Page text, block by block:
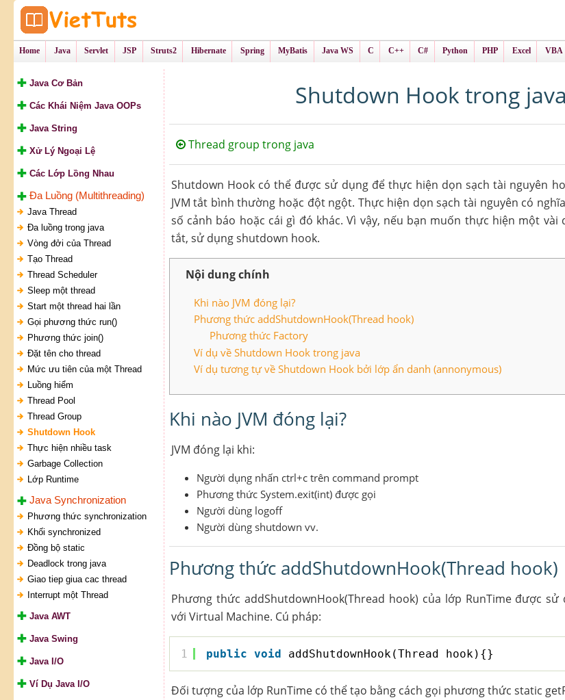
Home Java Servlet JSP Struts2 Hibernate Spring MyBatis Java WS C C++ C# Python PHP Excel VBA
Java Cơ Bản
Các Khái Niệm Java OOPs
Java String
Xử Lý Ngoại Lệ
Các Lớp Lồng Nhau
Đa Luồng (Multithreading)
Java Thread
Đa luồng trong java
Vòng đởi của Thread
Tạo Thread
Thread Scheduler
Sleep một thread
Start một thread hai lần
Gọi phương thức run()
Phương thức join()
Đặt tên cho thread
Mức ưu tiên của một Thread
Luồng hiểm
Thread Pool
Thread Group
Shutdown Hook
Thực hiện nhiều task
Garbage Collection
Lớp Runtime
Java Synchronization
Phương thức synchronization
Khối synchronized
Đồng bộ static
Deadlock trong java
Giao tiep giua cac thread
Interrupt một Thread
Java AWT
Java Swing
Java I/O
Ví Dụ Java I/O
Shutdown Hook trong java
Thread group trong java
Shutdown Hook có thể được sử dụng để thực hiện dọn sạch tài nguyên
JVM tắt bình thường hoặc đột ngột. Thực hiện dọn sạch tài nguyên có
số cảnh báo hoặc cái gì đó khác. Vì vậy, nếu bạn muốn thực hiện một vài
tắt, sử dụng shutdown hook.
Nội dung chính
Khi nào JVM đóng lại?
Phương thức addShutdownHook(Thread hook)
Phương thức Factory
Ví dụ về Shutdown Hook trong java
Ví dụ tương tự về Shutdown Hook bởi lớp ẩn danh (annonymous)
Khi nào JVM đóng lại?
JVM đóng lại khi:
Người dụng nhấn ctrl+c trên command prompt
Phương thức System.exit(int) được gọi
Người dùng logoff
Người dùng shutdown vv.
Phương thức addShutdownHook(Thread hook)
Phương thức addShutdownHook(Thread hook) của lớp RunTime được
với Virtual Machine. Cú pháp:
1 public void addShutdownHook(Thread hook){}
Đối tượng của lớp RunTime có thể tạo bằng cách gọi phương thức static